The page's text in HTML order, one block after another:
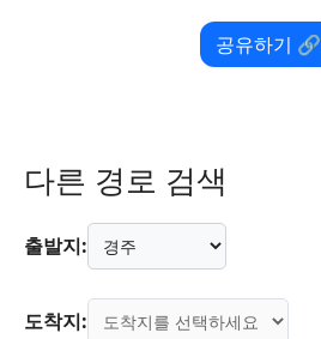
공유하기 🔗
다른 경로 검색
출발지:
도착지: